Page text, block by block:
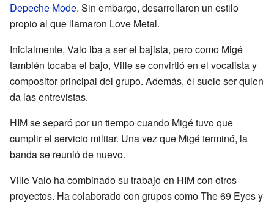
Depeche Mode. Sin embargo, desarrollaron un estilo
propio al que llamaron Love Metal.
Inicialmente, Valo iba a ser el bajista, pero como Migé
también tocaba el bajo, Ville se convirtió en el vocalista y
compositor principal del grupo. Además, él suele ser quien
da las entrevistas.
HIM se separó por un tiempo cuando Migé tuvo que
cumplir el servicio militar. Una vez que Migé terminó, la
banda se reunió de nuevo.
Ville Valo ha combinado su trabajo en HIM con otros
proyectos. Ha colaborado con grupos como The 69 Eyes y